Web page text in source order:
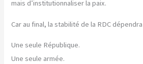
mais d’institutionnaliser la paix.
Car au final, la stabilité de la RDC
Une seule République.
Une seule armée.